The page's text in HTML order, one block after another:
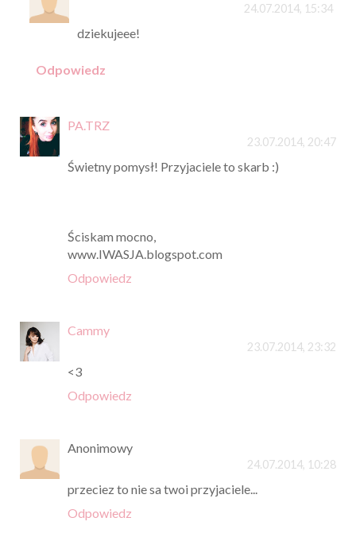
24.07.2014, 15:34
dziekujeee!
Odpowiedz
PA.TRZ
23.07.2014, 20:47
Świetny pomysł! Przyjaciele to skarb :)
Ściskam mocno,
www.IWASJA.blogspot.com
Odpowiedz
Cammy
23.07.2014, 23:32
<3
Odpowiedz
Anonimowy
24.07.2014, 10:28
przeciez to nie sa twoi przyjaciele...
Odpowiedz